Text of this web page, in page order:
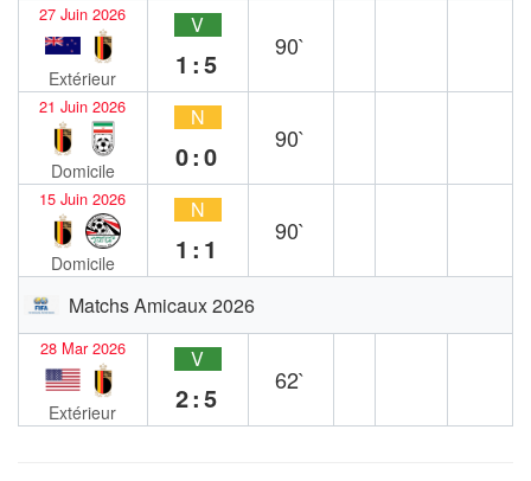
27 Juin 2026
Extérieur
V
1:5
90`
21 Juin 2026
Domicile
N
0:0
90`
15 Juin 2026
Domicile
N
1:1
90`
Matchs Amicaux 2026
28 Mar 2026
Extérieur
V
2:5
62`